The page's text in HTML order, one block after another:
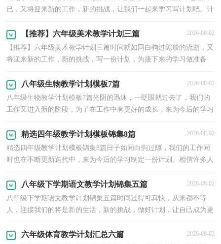
已，又将迎来新的工作，新的挑战，让我们一起来学习写计划吧。计
【推荐】六年级美术教学计划三篇 2026-08-02
【推荐】六年级美术教学计划三篇时间就如同白驹过隙般的流逝，又
将迎来新的工作，新的挑战，写一份计划，为接下来的学习做准备
八年级生物教学计划模板7篇 2026-08-02
八年级生物教学计划模板7篇光阴的迅速，一眨眼就过去了，我们的
工作又进入新的阶段，为了在工作中有更好的成长，来为今后的学习
精选四年级教学计划模板锦集8篇 2026-08-02
精选四年级教学计划模板锦集8篇日子如同白驹过隙，我们的工作同
时也在不断更新迭代中，来为今后的学习制定一份计划。相信许多人
八年级下学期语文教学计划锦集五篇 2026-08-02
八年级下学期语文教学计划锦集五篇时间过得可真快，从来都不等
人，迎接我们的将是新的生活，新的挑战，做好计划，让自己成为更
六年级体育教学计划汇总六篇 2026-08-02